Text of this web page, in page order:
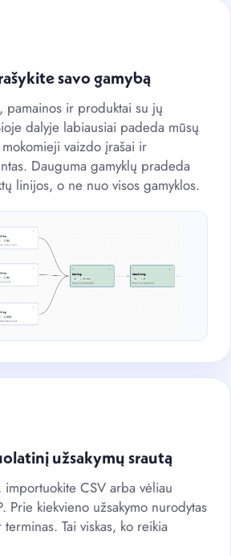
savo gamybą
pamainos ir produktai su jų
dalyje labiausiai padeda mūsų
vaizdo įrašai ir
Dauguma gamyklų pradeda
linijos, o ne nuo visos gamyklos.
užsakymų srautą
importuokite CSV arba vėliau
Prie kiekvieno užsakymo nurodytas
Tai viskas, ko reikia